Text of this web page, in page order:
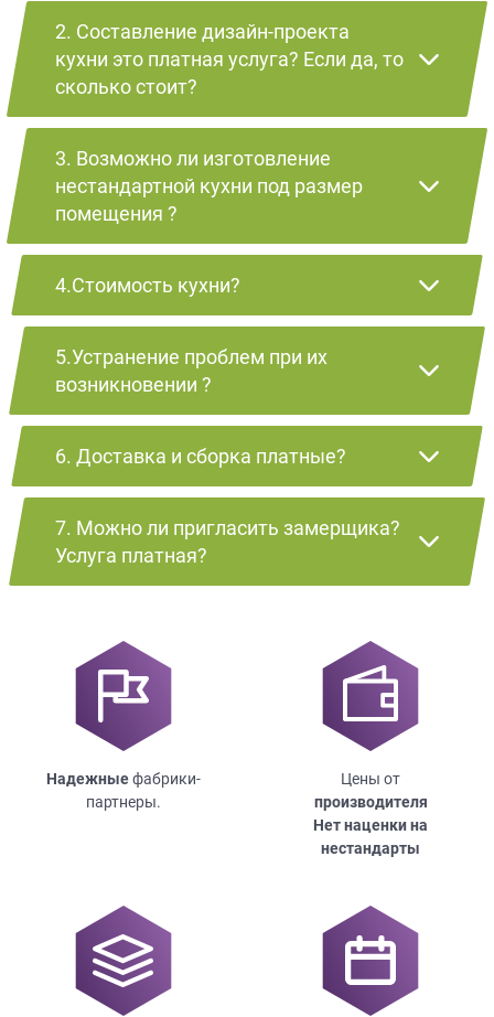
2. Составление дизайн-проекта
кухни это платная услуга? Если да, то
сколько стоит?
3. Возможно ли изготовление
нестандартной кухни под размер
помещения ?
4.Стоимость кухни?
5.Устранение проблем при их
возникновении ?
6. Доставка и сборка платные?
7. Можно ли пригласить замерщика?
Услуга платная?
Надежныефабрики-
партнеры.
Цены от
производителя
Нет наценки на
нестандарты